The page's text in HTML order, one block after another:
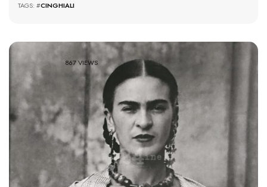
TAGS: #CINGHIALI
867 VIEWS